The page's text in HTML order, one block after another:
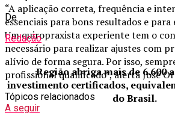
“A aplicação correta, frequência e
essenciais para bons resultados e
Um quiropraxista experiente tem o
necessário para realizar ajustes com
alívio de forma segura. Por isso,
profissional qualificado”, alerta José
Tópicos relacionados
A seguir
De
Redação
Região abriga mais de 6.600
investimento certificados,
do Brasil.